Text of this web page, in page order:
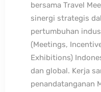
bersama Travel
sinergi strategis
pertumbuhan
(Meetings,
Exhibitions)
dan global. Kerja
penandatanganan